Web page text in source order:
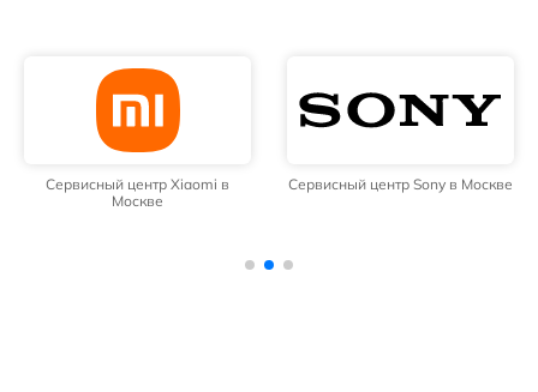
Сервисный центр Xiaomi в
Москве
Сервисный центр Sony в Москве